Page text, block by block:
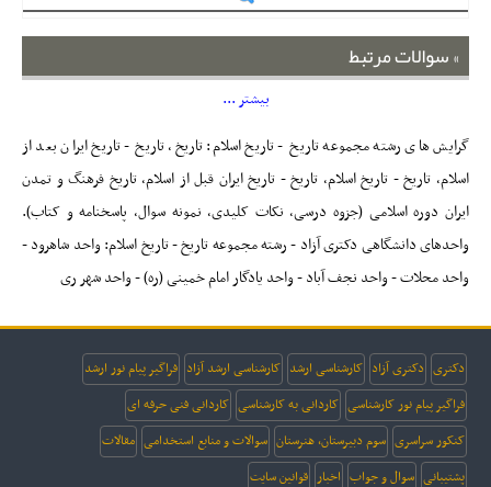
سوالات مرتبط
بیشتر ...
گرایش های رشته مجموعه تاریخ - تاریخ اسلام: تاریخ، تاریخ - تاریخ ایران بعد از
اسلام، تاریخ - تاریخ اسلام، تاریخ - تاریخ ایران قبل از اسلام، تاریخ فرهنگ و تمدن
ایران دوره اسلامی (جزوه درسی، نکات کلیدی، نمونه سوال، پاسخنامه و کتاب).
واحدهای دانشگاهی دکتری آزاد - رشته مجموعه تاریخ - تاریخ اسلام: واحد شاهرود -
واحد محلات - واحد نجف آباد - واحد یادگار امام خمینی (ره) - واحد شهر ری
دکتری دکتری آزاد کارشناسی ارشد کارشناسی ارشد آزاد فراگیر پیام نور ارشد
فراگیر پیام نور کارشناسی کاردانی به کارشناسی کاردانی فنی حرفه ای
کنکور سراسری سوم دبیرستان، هنرستان سوالات و منابع استخدامی مقالات
پشتیبانی سوال و جواب اخبار قوانین سایت